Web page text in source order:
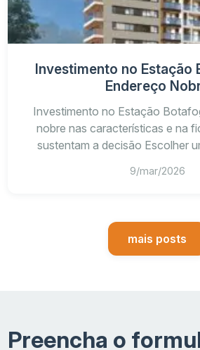
Investimento no Estação
Endereço
Investimento no Estação
nobre nas características e na
sustentam a decisão Escolher
9/mar/2026
mais posts
Preencha o